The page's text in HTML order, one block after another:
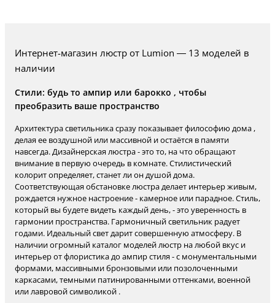
Интернет-магазин люстр от Lumion — 13 моделей в
наличии
Стили: будь то ампир или барокко , чтобы
преобразить ваше пространство
Архитектура светильника сразу показывает философию дома ,
делая ее воздушной или массивной и остаётся в памяти
навсегда. Дизайнерская люстра - это то, на что обращают
внимание в первую очередь в комнате. Стилистический
колорит определяет, станет ли он душой дома.
Соответствующая обстановке люстра делает интерьер живым,
рождается нужное настроение - камерное или парадное. Стиль,
который вы будете видеть каждый день, - это уверенность в
гармонии пространства. Гармоничный светильник радует
годами. Идеальный свет дарит совершенную атмосферу. В
наличии огромный каталог моделей люстр на любой вкус и
интерьер от флористика до ампир стиля - с монументальными
формами, массивными бронзовыми или позолоченными
каркасами, темными патинированными оттенками, военной
или лавровой символикой .